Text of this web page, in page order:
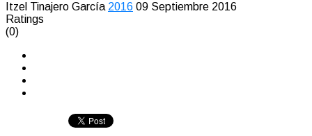
Itzel Tinajero García 2016 09 Septiembre 2016
Ratings
(0)